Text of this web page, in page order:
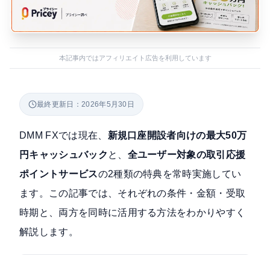
本記事内ではアフィリエイト広告を利用しています
最終更新日：2026年5月30日
DMM FXでは現在、 新規口座開設者向けの最大50万
円キャッシュバック と、 全ユーザー対象の取引応援
ポイントサービスの2種類の特典を常時実施してい
ます。この記事では、それぞれの条件・金額・受取
時期と、両方を同時に活用する方法をわかりやすく
解説します。